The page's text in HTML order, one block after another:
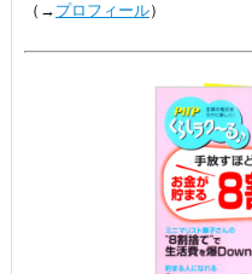
（→ プロフィール）